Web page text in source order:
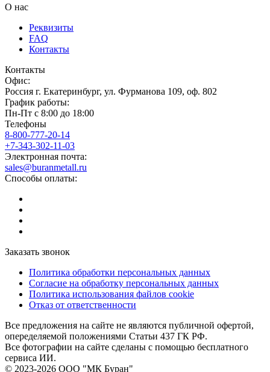
О нас
Реквизиты
FAQ
Контакты
Контакты
Офис:
Россия г. Екатеринбург, ул. Фурманова 109, оф. 802
График работы:
Пн-Пт с 8:00 до 18:00
Телефоны
8-800-777-20-14
+7-343-302-11-03
Электронная почта:
sales@buranmetall.ru
Способы оплаты:
Заказать звонок
Политика обработки персональных данных
Согласие на обработку персональных данных
Политика использования файлов cookie
Отказ от ответственности
Все предложения на сайте не являются публичной офертой,
опеределяемой положениями Статьи 437 ГК РФ.
Все фотографии на сайте сделаны с помощью бесплатного
сервиса ИИ.
© 2023-2026 ООО "МК Буран"